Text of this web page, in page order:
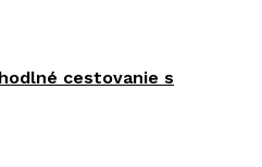
cestovanie s